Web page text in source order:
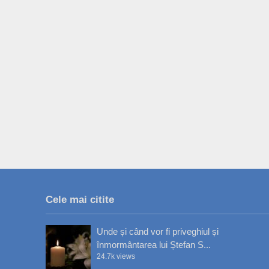
Cele mai citite
Unde și când vor fi priveghiul și
înmormântarea lui Ștefan S...
24.7k views